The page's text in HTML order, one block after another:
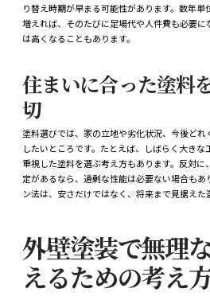
り替え時期が早まる可能性があります。数年
増えれば、そのたびに足場代や人件費も必要に
は高くなることもあります。
住まいに合った塗料
切
塗料選びでは、家の立地や劣化状況、今後ど
したいところです。たとえば、しばらく大き
重視した塗料を選ぶ考え方もあります。反対
定があるなら、過剰な性能は必要ない場合もあ
ン法は、安さだけではなく、将来まで見据えた
外壁塗装で無理
えるための考え